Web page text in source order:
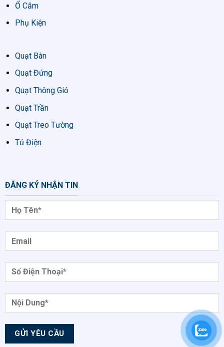
Ổ Cắm
Phụ Kiện
Quạt Bàn
Quạt Đứng
Quạt Thông Gió
Quạt Trần
Quạt Treo Tường
Tủ Điện
ĐĂNG KÝ NHẬN TIN